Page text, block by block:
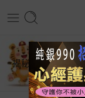
揭秘《巨蟹座特